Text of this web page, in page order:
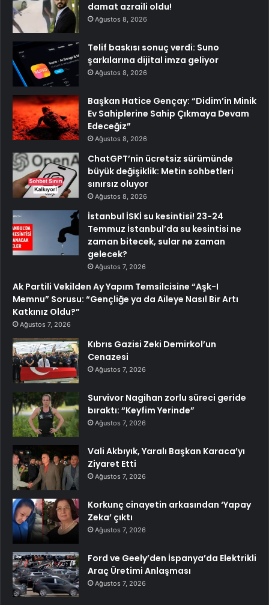
damat azraili oldu!
Ağustos 8, 2026
Telif baskısı sonuç verdi: Suno
şarkılarına dijital imza geliyor
Ağustos 8, 2026
Başkan Hatice Gençay: “Didim’in Minik
Ev Sahiplerine Sahip Çıkmaya Devam
Edeceğiz”
Ağustos 8, 2026
ChatGPT’nin ücretsiz sürümünde
büyük değişiklik: Metin sohbetleri
sınırsız oluyor
Ağustos 8, 2026
İstanbul İSKİ su kesintisi! 23-24
Temmuz İstanbul’da su kesintisi ne
zaman bitecek, sular ne zaman
gelecek?
Ağustos 7, 2026
Ak Partili Vekilden Ay Yapım Temsilcisine “Aşk-I
Memnu” Sorusu: “Gençliğe ya da Aileye Nasıl Bir Artı
Katkınız Oldu?”
Ağustos 7, 2026
Kıbrıs Gazisi Zeki Demirkol’un
Cenazesi
Ağustos 7, 2026
Survivor Nagihan zorlu süreci geride
bıraktı: “Keyfim Yerinde”
Ağustos 7, 2026
Vali Akbıyık, Yaralı Başkan Karaca’yı
Ziyaret Etti
Ağustos 7, 2026
Korkunç cinayetin arkasından ‘Yapay
Zeka’ çıktı
Ağustos 7, 2026
Ford ve Geely’den İspanya’da Elektrikli
Araç Üretimi Anlaşması
Ağustos 7, 2026